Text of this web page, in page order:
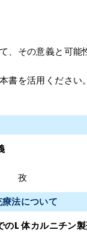
、その意義と可能
書を活用ください。
孜
法について
のL 体カルニ